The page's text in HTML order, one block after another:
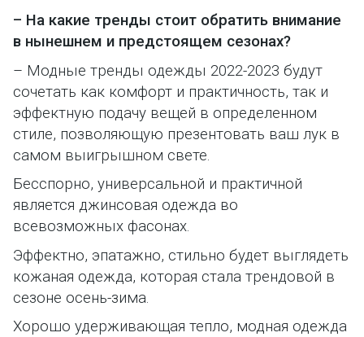
– На какие тренды стоит обратить внимание
в нынешнем и предстоящем сезонах?
– Модные тренды одежды 2022-2023 будут
сочетать как комфорт и практичность, так и
эффектную подачу вещей в определенном
стиле, позволяющую презентовать ваш лук в
самом выигрышном свете.
Бесспорно, универсальной и практичной
является джинсовая одежда во
всевозможных фасонах.
Эффектно, эпатажно, стильно будет выглядеть
кожаная одежда, которая стала трендовой в
сезоне осень-зима.
Хорошо удерживающая тепло, модная одежда